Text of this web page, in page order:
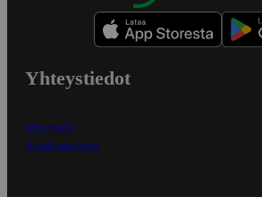
Yhteystiedot
Myymälät
Asiakaspalvelu